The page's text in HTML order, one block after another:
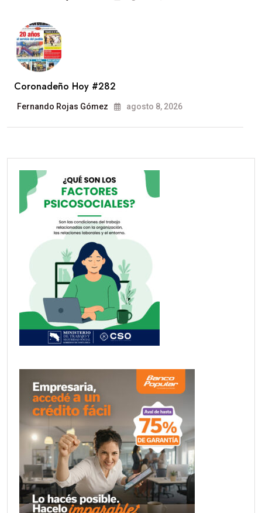
Coronadeño Hoy #282
Fernando Rojas Gómez agosto 8, 2026